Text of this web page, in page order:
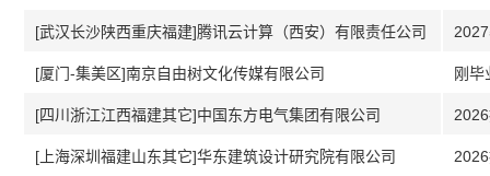
[武汉长沙陕西重庆福建]腾讯云计算（西安）有限责任公司
[厦门-集美区]南京自由树文化传媒有限公司 刚毕
[四川浙江江西福建其它]中国东方电气集团有限公司
[上海深圳福建山东其它]华东建筑设计研究院有限公司